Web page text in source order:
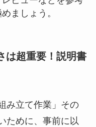
ましょう。
は超重要！説明書
み立て作業」その
ために、事前に以